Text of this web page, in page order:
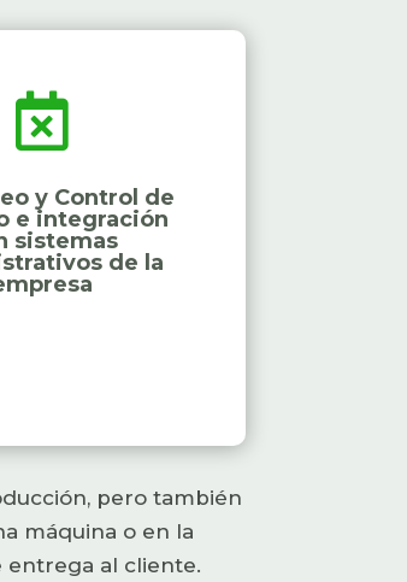

y Control de
e integración
sistemas
de la
pero también
máquina o en la
al cliente.